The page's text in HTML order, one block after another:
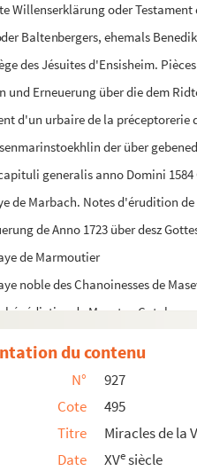
Willenserklärung oder
Baltenbergers, ehemals
des Jésuites d'Ensisheim.
und Erneuerung über die dem
d'un urbaire de la
der über
generalis anno Domini
de Marbach. Notes d'érudition
de Anno 1723 über desz
de Marmoutier
noble des Chanoinesses de
bénédictine de Munster.
de l'abbaye de Munster au Val-
du contenu
N°
927
Cote
495
Titre
Miracles de la
Date
XVesiècle